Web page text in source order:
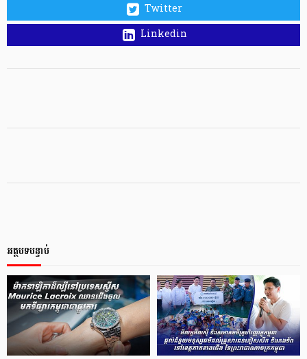
Twitter
Linkedin
អត្ថបទបន្ទាប់